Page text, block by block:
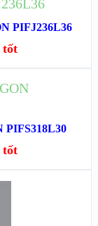
PIFJ236L36
tốt
PIFS318L30
tốt